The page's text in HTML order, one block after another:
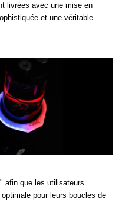
livrées avec une mise en
et une véritable
afin que les utilisateurs
pour leurs boucles de